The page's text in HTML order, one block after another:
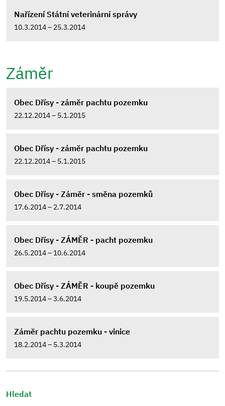
Nařízení Státní veterinární správy
10.3.2014 – 25.3.2014
Záměr
Obec Dřísy - záměr pachtu pozemku
22.12.2014 – 5.1.2015
Obec Dřísy - záměr pachtu pozemku
22.12.2014 – 5.1.2015
Obec Dřísy - Záměr - směna pozemků
17.6.2014 – 2.7.2014
Obec Dřísy - ZÁMĚR - pacht pozemku
26.5.2014 – 10.6.2014
Obec Dřísy - ZÁMĚR - koupě pozemku
19.5.2014 – 3.6.2014
Záměr pachtu pozemku - vinice
18.2.2014 – 5.3.2014
Hledat